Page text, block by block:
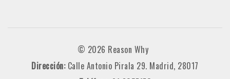
© 2026 Reason Why
Dirección: Calle Antonio Pirala 29. Madrid, 28017